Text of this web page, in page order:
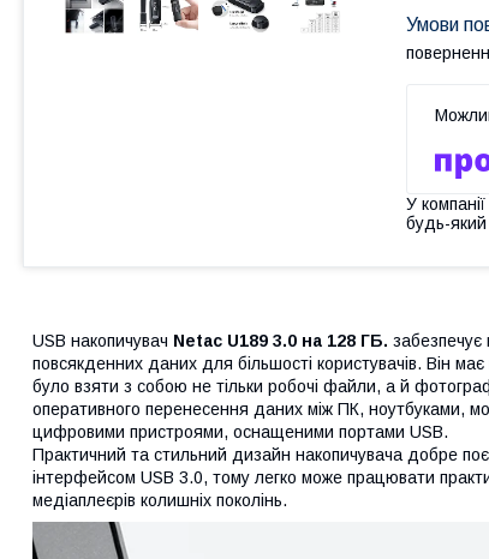
У
будь-
USB накопичувач Netac U189 3.0 на 128 ГБ. забезпечує
повсякденних даних для більшості користувачів. Він
було взяти з собою не тільки робочі файли, а й
оперативного перенесення даних між ПК, ноутбуками,
цифровими пристроями, оснащеними портами USB.
Практичний та стильний дизайн накопичувача добре
інтерфейсом USB 3.0, тому легко може працювати
медіаплеєрів колишніх поколінь.